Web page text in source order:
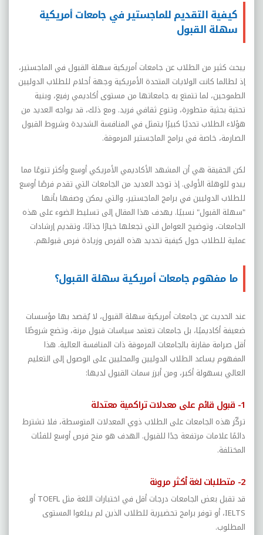
كيفية التقديم للماجستير في جامعات أمريكية
سهلة القبول
يبحث كثير من الطلاب عن جامعات أمريكية سهلة القبول في الماجستير،
إذ لطالما كانت الولايات المتحدة الأمريكية وجهة أحلام للطلاب الدوليين
الطموحين، لما تتمتع به جامعاتها من مستوى أكاديمي رفيع، وبنية
تحتية بحثية متطورة، وتنوع ثقافي فريد. ومع ذلك، قد يواجه العديد من
هؤلاء الطلاب تحديًا كبيرًا يتمثل في المنافسة الشديدة وشروط القبول
الصارمة، خاصة في برامج الماجستير المرموقة.
لكن الحقيقة هي أن المشهد الأكاديمي الأمريكي أوسع وأكثر تنوعًا مما
يبدو للوهلة الأولى. إذ توجد العديد من الجامعات التي تقدم فرصًا أوسع
للطلاب الدوليين في برامج الماجستير، والتي يمكن وصفها بأنها
"سهلة القبول" نسبيًا. يهدف هذا المقال إلى تسليط الضوء على هذه
الجامعات، وتوضيح العوامل التي تجعلها خيارًا جذابًا، وتقديم إرشادات
عملية للطلاب حول كيفية تحديد هذه الفرص وزيادة فرص قبولهم.
ما مفهوم جامعات أمريكية سهلة القبول؟
عند الحديث عن جامعات أمريكية سهلة القبول، لا يُقصد بها مؤسسات
ضعيفة أكاديميًا، بل جامعات تعتمد سياسات قبول مرنة، وتضع شروطًا
أقل صرامة مقارنة بالجامعات المرموقة ذات المنافسة العالية. هذا
المفهوم يساعد الطلاب الدوليين والمحليين على الوصول إلى التعليم
العالي بسهولة أكبر، ومن أبرز سمات القبول لديها:
1- قبول قائم على معدلات تراكمية معتدلة
تركّز هذه الجامعات على الطلاب ذوي المعدلات المتوسطة، فلا تشترط
دائمًا علامات مرتفعة جدًا للقبول. الهدف هو منح فرص أوسع للفئات
المختلفة.
2- متطلبات لغة أكثر مرونة
قد تقبل بعض الجامعات درجات أقل في اختبارات اللغة مثل TOEFLأو
IELTS، أو توفر برامج تحضيرية للطلاب الذين لم يبلغوا المستوى
المطلوب.